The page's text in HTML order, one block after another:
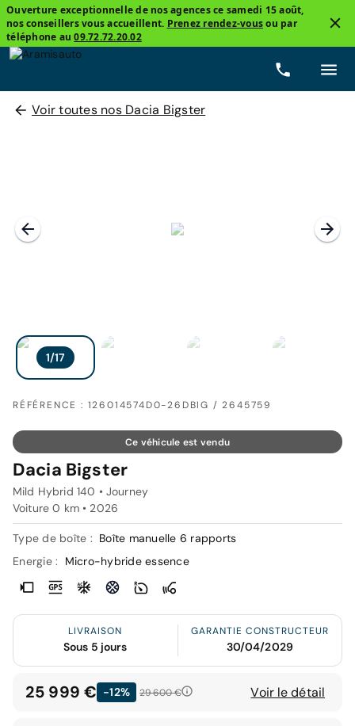
Ouverture exceptionnelle de nos agences ce samedi 15 août,
nos conseillers vous accueillent. Prenez rendez-vousou par
téléphone au09.72.72.20.02
Voir toutes nos Dacia Bigster
RÉFÉRENCE : 126014574D0-26DBIG / 2645759
Ce véhicule est vendu
Dacia Bigster
Mild Hybrid 140 • Journey
Voiture 0 km • 2026
Type de boîte : Boîte manuelle 6 rapports
Energie :
Micro-hybride essence
LIVRAISON
Sous 5 jours
GARANTIE CONSTRUCTEUR
30/04/2029
25 999 € -12% 29 600 € Voir le détail